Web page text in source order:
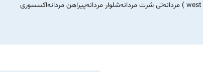
تی شرت مردانهشلوار مردانهپیراهن مردانهاکسسوری